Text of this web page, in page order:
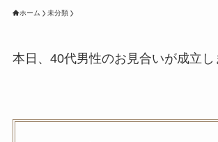
ホーム 未分類
本日、40代男性のお見合いが成立し